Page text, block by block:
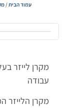
עמוד הבית /
עבודה
מקרן הלייזר